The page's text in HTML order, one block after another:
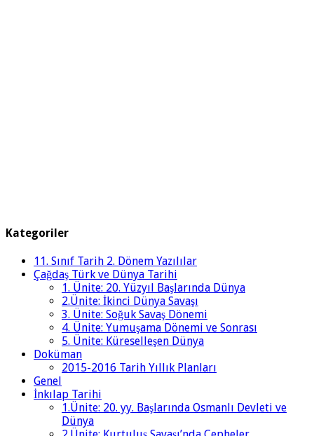
Kategoriler
11. Sınıf Tarih 2. Dönem Yazılılar
Çağdaş Türk ve Dünya Tarihi
1. Ünite: 20. Yüzyıl Başlarında Dünya
2.Ünite: İkinci Dünya Savaşı
3. Ünite: Soğuk Savaş Dönemi
4. Ünite: Yumuşama Dönemi ve Sonrası
5. Ünite: Küreselleşen Dünya
Doküman
2015-2016 Tarih Yıllık Planları
Genel
İnkılap Tarihi
1.Ünite: 20. yy. Başlarında Osmanlı Devleti ve
Dünya